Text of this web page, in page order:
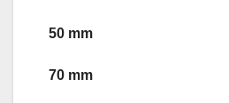
50 mm
70 mm